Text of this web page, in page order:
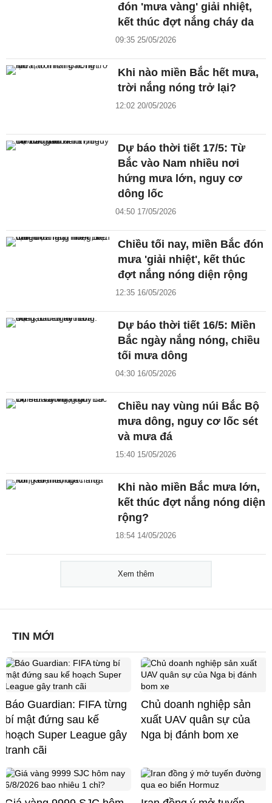
đón 'mưa vàng' giải nhiệt,
kết thúc đợt nắng cháy da
09:35 25/05/2026
Khi nào miền Bắc hết mưa,
trời nắng nóng trở lại?
12:02 20/05/2026
Dự báo thời tiết 17/5: Từ
Bắc vào Nam nhiều nơi
hứng mưa lớn, nguy cơ
dông lốc
04:50 17/05/2026
Chiều tối nay, miền Bắc đón
mưa 'giải nhiệt', kết thúc
đợt nắng nóng diện rộng
12:35 16/05/2026
Dự báo thời tiết 16/5: Miền
Bắc ngày nắng nóng, chiều
tối mưa dông
04:30 16/05/2026
Chiều nay vùng núi Bắc Bộ
mưa dông, nguy cơ lốc sét
và mưa đá
15:40 15/05/2026
Khi nào miền Bắc mưa lớn,
kết thúc đợt nắng nóng diện
rộng?
18:54 14/05/2026
Xem thêm
TIN MỚI
Báo Guardian: FIFA từng
bí mật đứng sau kế
hoạch Super League gây
tranh cãi
Chủ doanh nghiệp sản
xuất UAV quân sự của
Nga bị đánh bom xe